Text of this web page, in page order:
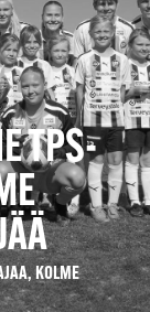
TPS-
KOLME